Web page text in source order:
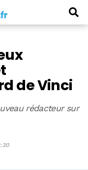
de Vinci
rédacteur sur